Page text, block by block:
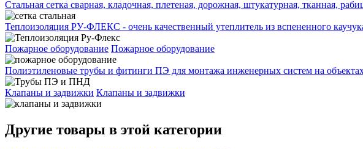
Стальная сетка сварная, кладочная, плетеная, дорожная, штукатурная, тканная,
Теплоизоляция РУ-ФЛЕКС - очень качественный утеплитель из вспененного
Пожарное оборудование Пожарное оборудование
Полиэтиленовые трубы и фитинги ПЭ для монтажа инженерных систем на
Клапаны и задвижки Клапаны и задвижки
Другие товары в этой категории